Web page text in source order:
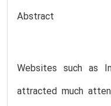
Abstract
Websites such as
attracted much